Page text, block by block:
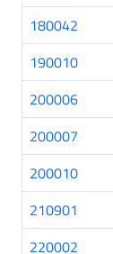
180042
190010
200006
200007
200010
210901
220002